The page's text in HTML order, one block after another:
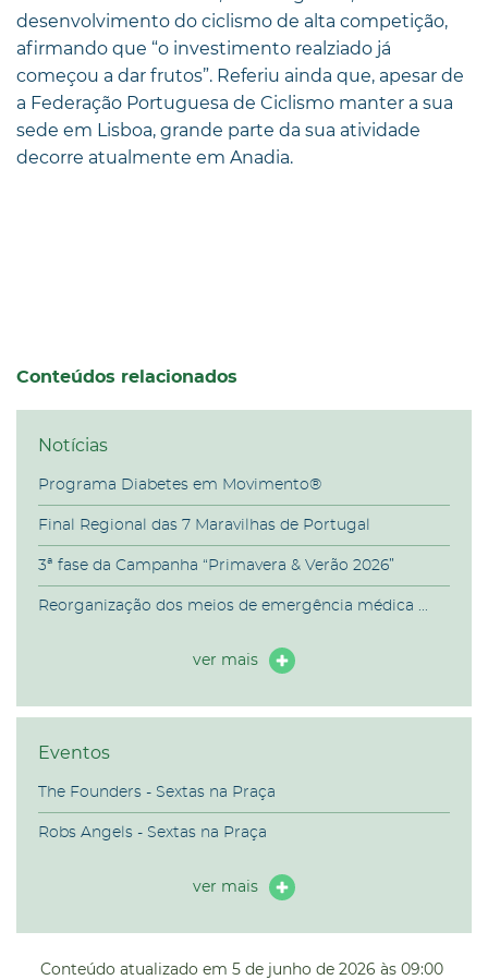
desenvolvimento do ciclismo de alta competição,
afirmando que “o investimento realziado já
começou a dar frutos”. Referiu ainda que, apesar de
a Federação Portuguesa de Ciclismo manter a sua
sede em Lisboa, grande parte da sua atividade
decorre atualmente em Anadia.
Conteúdos relacionados
Notícias
Programa Diabetes em Movimento®
Final Regional das 7 Maravilhas de Portugal
3ª fase da Campanha “Primavera & Verão 2026”
Reorganização dos meios de emergência médica ...
ver mais
Eventos
The Founders - Sextas na Praça
Robs Angels - Sextas na Praça
ver mais
Conteúdo atualizado em 5 de junho de 2026 às 09:00